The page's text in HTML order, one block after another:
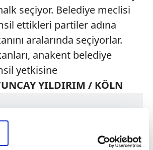
seçiyor. Belediye meclisi
ettikleri partiler adına
aralarında seçiyorlar.
anakent belediye
yetkisine
YILDIRIM / KÖLN